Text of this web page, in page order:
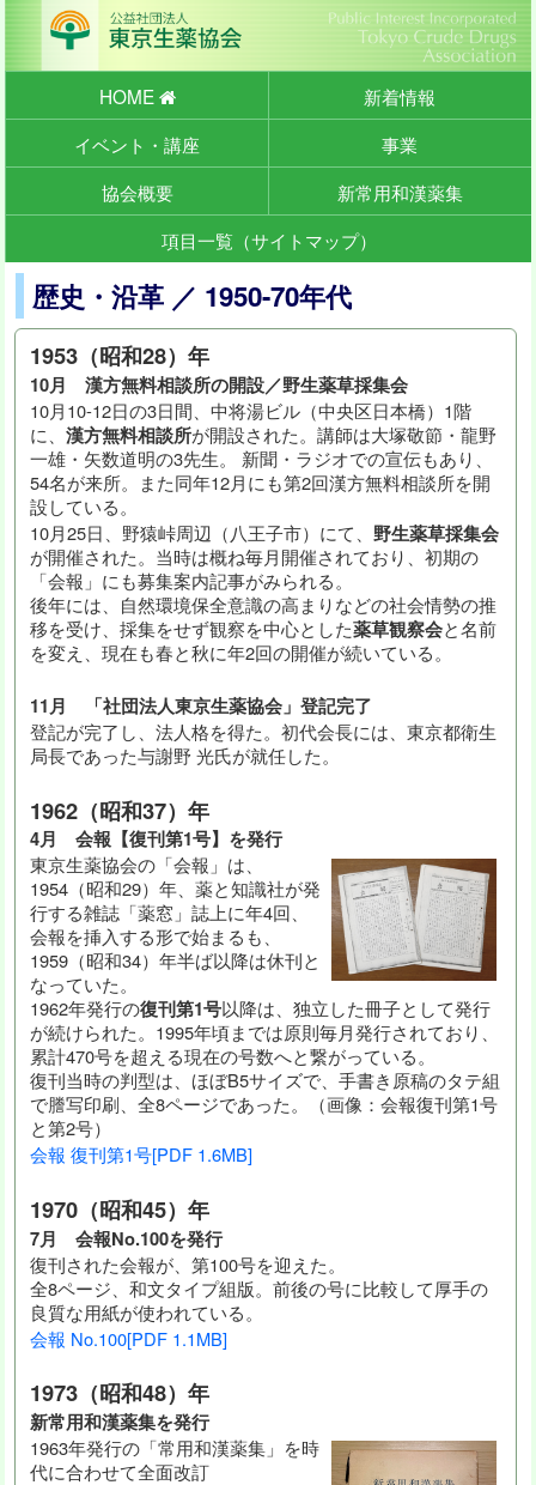
HOME
新着情報
イベント・講座
事業
協会概要
新常用和漢薬集
項目一覧（サイトマップ）
歴史・沿革 ／ 1950-70年代
1953（昭和28）年
10月 漢方無料相談所の開設／野生薬草採集会
10月10-12日の3日間、中将湯ビル（中央区日本橋）1階
に、漢方無料相談所が開設された。講師は大塚敬節・龍野
一雄・矢数道明の3先生。 新聞・ラジオでの宣伝もあり、
54名が来所。また同年12月にも第2回漢方無料相談所を開
設している。
10月25日、野猿峠周辺（八王子市）にて、 野生薬草採集会
が開催された。当時は概ね毎月開催されており、初期の
「会報」にも募集案内記事がみられる。
後年には、自然環境保全意識の高まりなどの社会情勢の推
移を受け、採集をせず観察を中心とした薬草観察会と名前
を変え、現在も春と秋に年2回の開催が続いている。
11月 「社団法人東京生薬協会」登記完了
登記が完了し、法人格を得た。初代会長には、東京都衛生
局長であった与謝野 光氏が就任した。
1962（昭和37）年
4月 会報【復刊第1号】を発行
東京生薬協会の「会報」は、
1954（昭和29）年、薬と知識社が発
行する雑誌「薬窓」誌上に年4回、
会報を挿入する形で始まるも、
1959（昭和34）年半ば以降は休刊と
なっていた。
1962年発行の復刊第1号以降は、独立した冊子として発行
が続けられた。1995年頃までは原則毎月発行されており、
累計470号を超える現在の号数へと繋がっている。
復刊当時の判型は、ほぼB5サイズで、手書き原稿のタテ組
で謄写印刷、全8ページであった。（画像：会報復刊第1号
と第2号）
会報 復刊第1号[PDF 1.6MB]
1970（昭和45）年
7月 会報No.100を発行
復刊された会報が、第100号を迎えた。
全8ページ、和文タイプ組版。前後の号に比較して厚手の
良質な用紙が使われている。
会報 No.100[PDF 1.1MB]
1973（昭和48）年
新常用和漢薬集を発行
1963年発行の「常用和漢薬集」を時
代に合わせて全面改訂